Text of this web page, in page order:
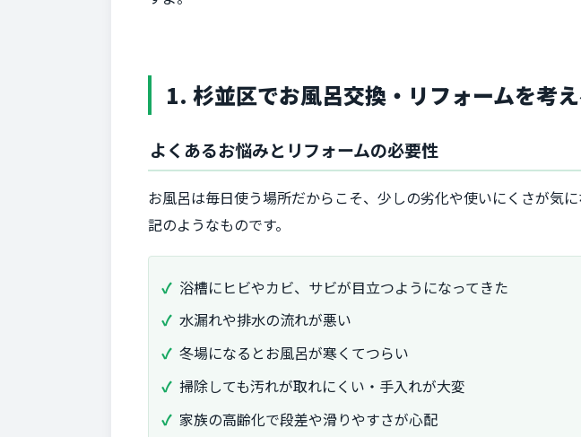
1. 杉並区でお風呂交換・リフォームを考
よくあるお悩みとリフォームの必要性
お風呂は毎日使う場所だからこそ、少しの劣化や使いにくさが気
記のようなものです。
浴槽にヒビやカビ、サビが目立つようになってきた
水漏れや排水の流れが悪い
冬場になるとお風呂が寒くてつらい
掃除しても汚れが取れにくい・手入れが大変
家族の高齢化で段差や滑りやすさが心配